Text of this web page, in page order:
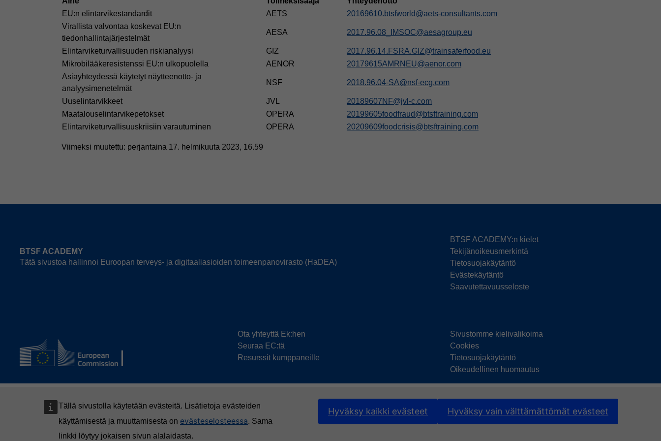
Tällä sivustolla käytetään evästeitä. Lisätietoja evästeiden
käyttämisestä ja muuttamisesta on evästeselosteessa. Sama
linkki löytyy jokaisen sivun alalaidasta.
Hyväksy kaikki evästeet Hyväksy vain välttämättömät evästeet
EU:n elintarvikestandardit
AETS
20169610.btsfworld@aets-consultants.com
Virallista valvontaa koskevat EU:n
tiedonhallintajärjestelmät
AESA 2017.96.08_IMSOC@aesagroup.eu
Elintarviketurvallisuuden riskianalyysi GIZ
2017.96.14.FSRA.GIZ@trainsaferfood.eu
Mikrobilääkeresistenssi EU:n ulkopuolella
AENOR
20179615AMRNEU@aenor.com
Asiayhteydessä käytetyt näytteenotto- ja
analyysimenetelmät
NSF 2018.96.04-SA@nsf-ecg.com
Uuselintarvikkeet JVL
20189607NF@jvl-c.com
Maatalouselintarvikepetokset
OPERA
20199605foodfraud@btsftraining.com
Elintarviketurvallisuuskriisiin varautuminen
OPERA 20209609foodcrisis@btsftraining.com
Viimeksi muutettu: perjantaina 17. helmikuuta 2023, 16.59
BTSF ACADEMY
Tätä sivustoa hallinnoi Euroopan terveys- ja digitaaliasioiden toimeenpanovirasto (HaDEA)
BTSF ACADEMY:n kielet
Tekijänoikeusmerkintä
Tietosuojakäytäntö
Evästekäytäntö
Saavutettavuusseloste
Ota yhteyttä Ek:hen
Seuraa EC:tä
Resurssit kumppaneille
Sivustomme kielivalikoima
Cookies
Tietosuojakäytäntö
Oikeudellinen huomautus